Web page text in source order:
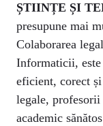
ȘTIINȚE ȘI
presupune mai
Colaborarea
Informaticii, este
eficient, corect
legale,
academic